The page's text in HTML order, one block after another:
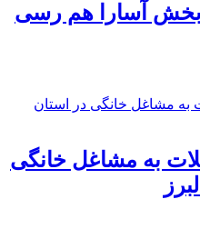
بخش آسارا هم رسی
به مشاغل خانگی